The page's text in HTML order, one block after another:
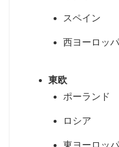
スペイン
西ヨーロッ
東欧
ポーランド
ロシア